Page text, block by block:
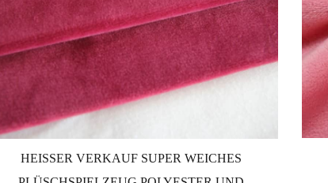
HEISSER VERKAUF SUPER WEICHES